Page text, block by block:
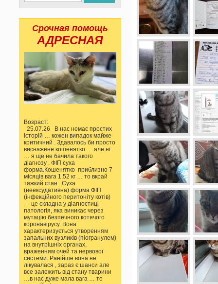
Срочная помощь
АДРЕСНАЯ
Возраст:
25.07.26 В нас немає простих
історій … кожен випадок майже
критичний . Здавалось би просто
виснажене кошенятко … але ні
… я ще не бачила такого
діагнозу . ФІП суха
форма.Кошенятко приблизно 7
місяців вага 1.52 кг … то вкрай
тяжкий стан . Суха
(неексудативна) форма ФІП
(інфекційного перитоніту котів)
— це складна у діагностиці
патологія, яка виникає через
мутацію безпечного котячого
коронавірусу. Вона
характеризується утворенням
запальних вузликів (піогранулем)
на внутрішніх органах,
враженням очей та нервової
системи. Ранійше вона не
лікувалася , зараз є шанси але
все залежить від стану тварини
…в нас дуже мала вага … то